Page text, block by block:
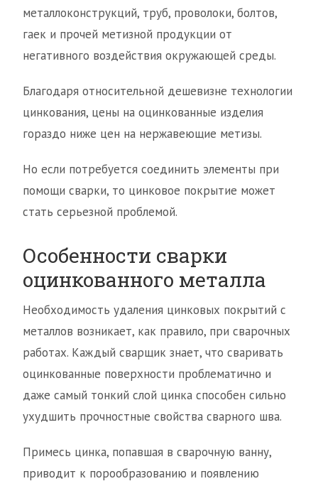
металлоконструкций, труб, проволоки, болтов,
гаек и прочей метизной продукции от
негативного воздействия окружающей среды.
Благодаря относительной дешевизне технологии
цинкования, цены на оцинкованные изделия
гораздо ниже цен на нержавеющие метизы.
Но если потребуется соединить элементы при
помощи сварки, то цинковое покрытие может
стать серьезной проблемой.
Особенности сварки
оцинкованного металла
Необходимость удаления цинковых покрытий с
металлов возникает, как правило, при сварочных
работах. Каждый сварщик знает, что сваривать
оцинкованные поверхности проблематично и
даже самый тонкий слой цинка способен сильно
ухудшить прочностные свойства сварного шва.
Примесь цинка, попавшая в сварочную ванну,
приводит к порообразованию и появлению